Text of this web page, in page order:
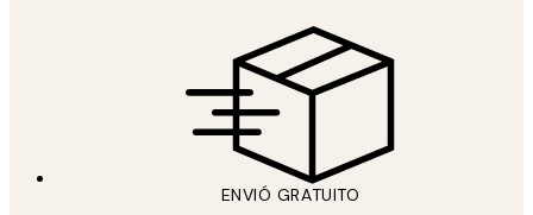
ENVIÓ GRATUITO